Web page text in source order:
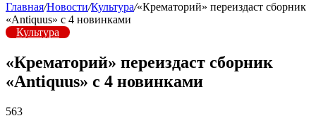
Главная/Новости/Культура/«Крематорий» переиздаст сборник
«Antiquus» с 4 новинками
Культура
«Крематорий» переиздаст сборник
«Antiquus» с 4 новинками
563